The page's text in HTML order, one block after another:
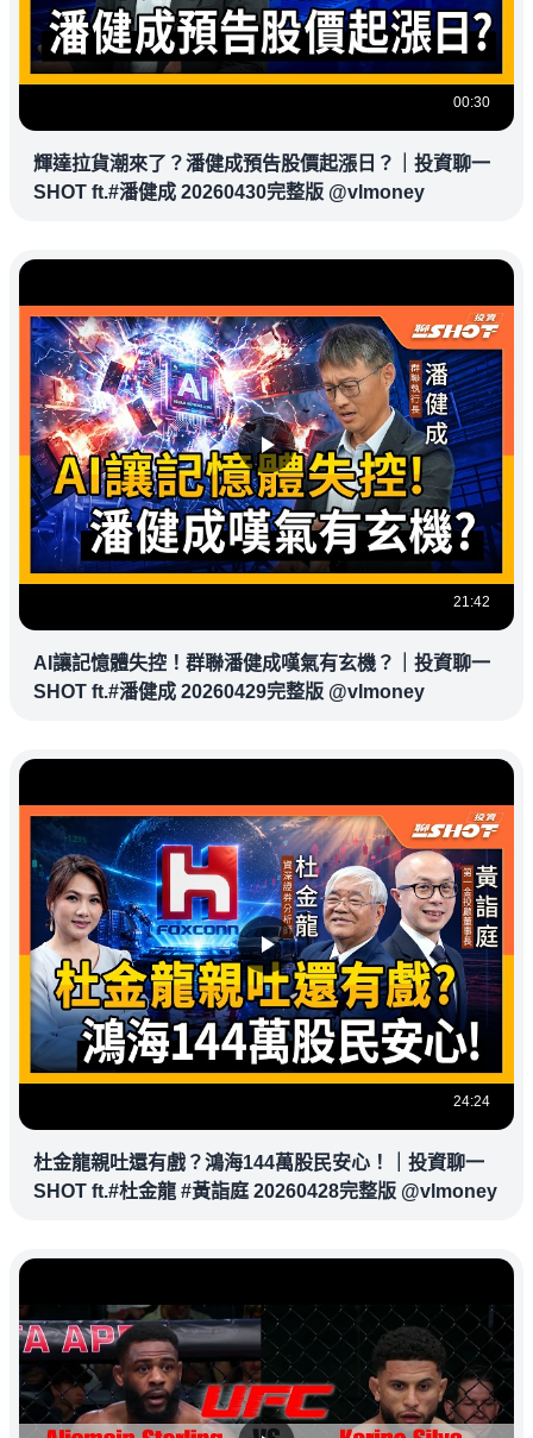
00:30
輝達拉貨潮來了？潘健成預告股價起漲日？｜投資聊一
SHOT ft.#潘健成 20260430完整版 @vlmoney
21:42
AI讓記憶體失控！群聯潘健成嘆氣有玄機？｜投資聊一
SHOT ft.#潘健成 20260429完整版 @vlmoney
24:24
杜金龍親吐還有戲？鴻海144萬股民安心！｜投資聊一
SHOT ft.#杜金龍 #黃詣庭 20260428完整版 @vlmoney